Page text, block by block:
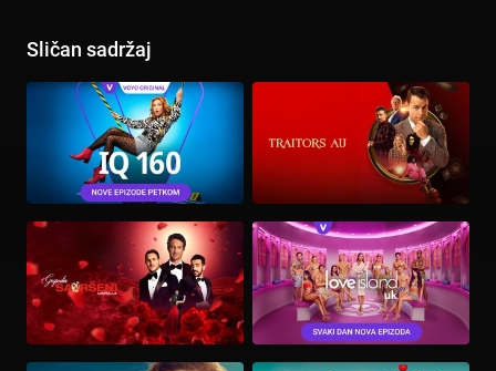
Sličan sadržaj